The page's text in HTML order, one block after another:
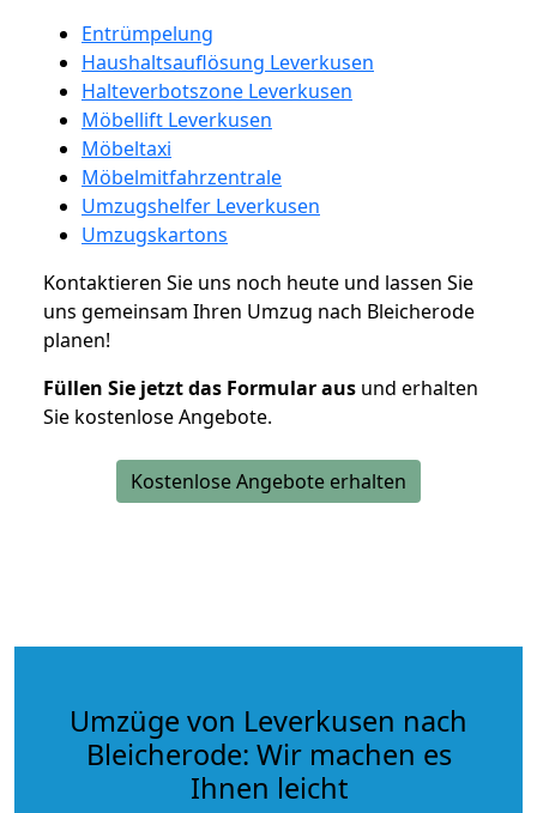
Entrümpelung
Haushaltsauflösung Leverkusen
Halteverbotszone Leverkusen
Möbellift Leverkusen
Möbeltaxi
Möbelmitfahrzentrale
Umzugshelfer Leverkusen
Umzugskartons
Kontaktieren Sie uns noch heute und lassen Sie
uns gemeinsam Ihren Umzug nach Bleicherode
planen!
Füllen Sie jetzt das Formular aus und erhalten
Sie kostenlose Angebote.
Kostenlose Angebote erhalten
Umzüge von Leverkusen nach
Bleicherode: Wir machen es
Ihnen leicht